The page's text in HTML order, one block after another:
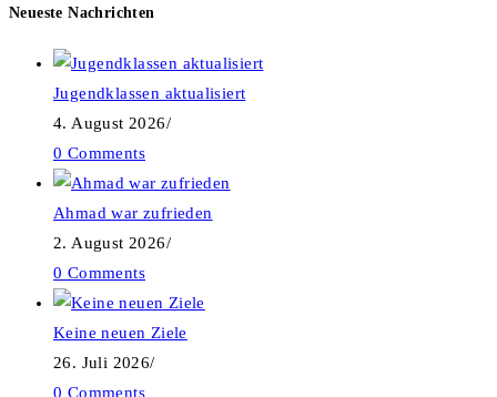
Neueste Nachrichten
Jugendklassen aktualisiert
4. August 2026/
0 Comments
Ahmad war zufrieden
2. August 2026/
0 Comments
Keine neuen Ziele
26. Juli 2026/
0 Comments